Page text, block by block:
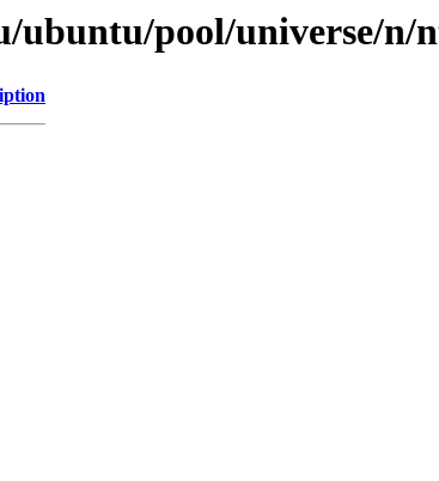
ubuntu/pool/universe/n/